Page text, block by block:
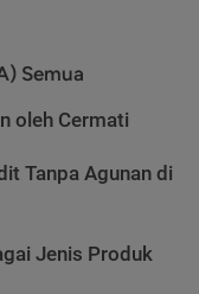
Semua
oleh Cermati
Tanpa Agunan di
Jenis Produk